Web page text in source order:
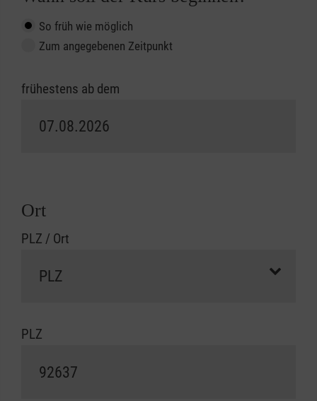
So früh wie möglich
Zum angegebenen Zeitpunkt
frühestens ab dem
Ort
PLZ / Ort
PLZ